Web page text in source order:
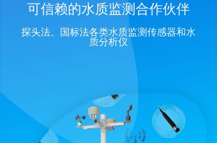
可信赖的水质监测合作伙伴
探头法、国标法各类水质监测传感器和水
质分析仪